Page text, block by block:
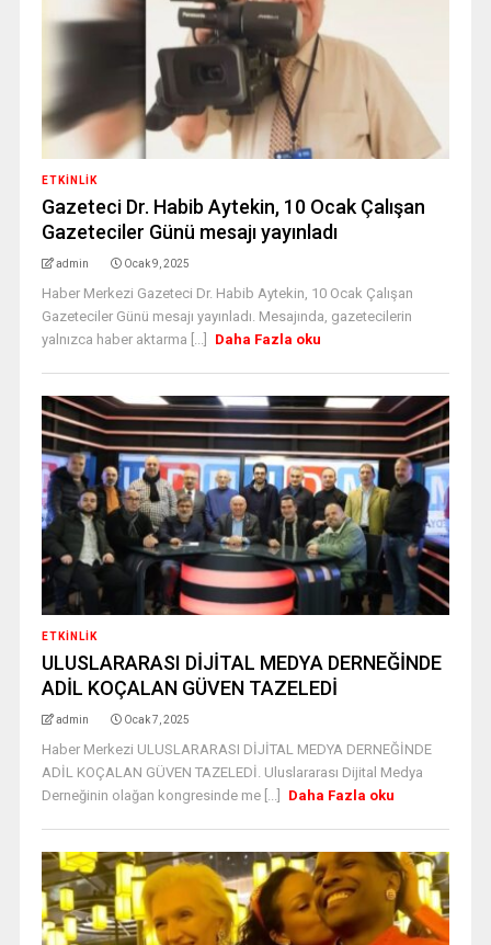
ETKINLIK
Gazeteci Dr. Habib Aytekin, 10 Ocak Çalışan
Gazeteciler Günü mesajı yayınladı
admin Ocak 9, 2025
Haber Merkezi Gazeteci Dr. Habib Aytekin, 10 Ocak Çalışan
Gazeteciler Günü mesajı yayınladı. Mesajında, gazetecilerin
yalnızca haber aktarma [...]
Daha Fazla oku
ETKINLIK
ULUSLARARASI DİJİTAL MEDYA DERNEĞİNDE
ADİL KOÇALAN GÜVEN TAZELEDİ
admin Ocak 7, 2025
Haber Merkezi ULUSLARARASI DİJİTAL MEDYA DERNEĞİNDE
ADİL KOÇALAN GÜVEN TAZELEDİ. Uluslararası Dijital Medya
Derneğinin olağan kongresinde me [...]
Daha Fazla oku